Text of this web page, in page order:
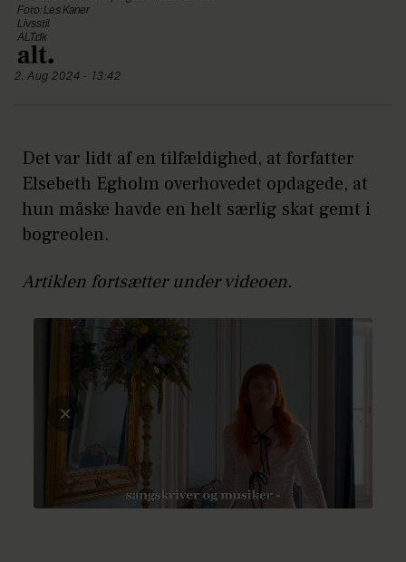
Foto: Les Kaner
Livsstil
ALT.dk
2. Aug 2024 - 13:42
Det var lidt af en tilfældighed, at forfatter
Elsebeth Egholm overhovedet opdagede, at
hun måske havde en helt særlig skat gemt i
bogreolen.
Artiklen fortsætter under videoen.